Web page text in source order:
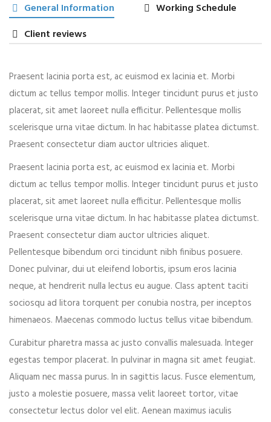
General Information
Working Schedule
Client reviews
Praesent lacinia porta est, ac euismod ex lacinia et. Morbi
dictum ac tellus tempor mollis. Integer tincidunt purus et justo
placerat, sit amet laoreet nulla efficitur. Pellentesque mollis
scelerisque urna vitae dictum. In hac habitasse platea dictumst.
Praesent consectetur diam auctor ultricies aliquet.
Praesent lacinia porta est, ac euismod ex lacinia et. Morbi
dictum ac tellus tempor mollis. Integer tincidunt purus et justo
placerat, sit amet laoreet nulla efficitur. Pellentesque mollis
scelerisque urna vitae dictum. In hac habitasse platea dictumst.
Praesent consectetur diam auctor ultricies aliquet.
Pellentesque bibendum orci tincidunt nibh finibus posuere.
Donec pulvinar, dui ut eleifend lobortis, ipsum eros lacinia
neque, at hendrerit nulla lectus eu augue. Class aptent taciti
sociosqu ad litora torquent per conubia nostra, per inceptos
himenaeos. Maecenas commodo luctus tellus vitae bibendum.
Curabitur pharetra massa ac justo convallis malesuada. Integer
egestas tempor placerat. In pulvinar in magna sit amet feugiat.
Aliquam nec massa purus. In in sagittis lacus. Fusce elementum,
justo a molestie posuere, massa velit laoreet tortor, vitae
consectetur lectus dolor vel elit. Aenean maximus iaculis